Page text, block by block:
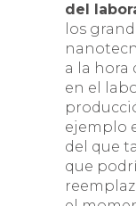
del
los
a la hora
en el
ejemplo
del que
que